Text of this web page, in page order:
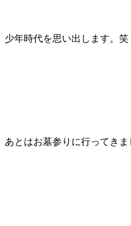
少年時代を思い出します。笑
あとはお墓参りに行ってきま